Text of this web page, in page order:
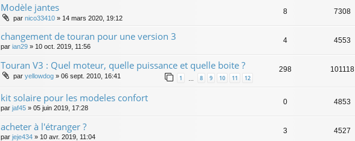
Modèle jantes
par nico33410 » 14 mars 2020, 19:12
8 7308
changement de touran pour une version 3
par ian29 » 10 oct. 2019, 11:56
4 4553
Touran V3 : Quel moteur, quelle puissance et quelle boite ?
par yellowdog » 06 sept. 2010, 16:41 1 8 9 10 11 12
298 101118
kit solaire pour les modeles confort
par jaf45 » 05 juin 2019, 17:28
0 4853
acheter à l'étranger ?
par jeje434 » 10 avr. 2019, 11:04
3 4527